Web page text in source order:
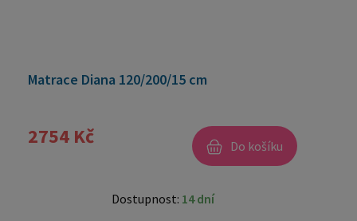
Matrace Diana 120/200/15 cm
2754 Kč Do košíku
Dostupnost: 14 dní